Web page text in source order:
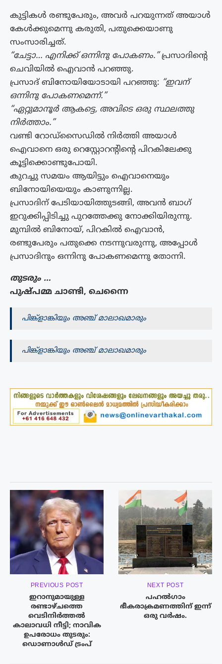
കുട്ടികള്‍ രണ്ടുപേരും, അവര്‍ പറയുന്നത് അയാള്‍
കേള്‍ക്കുമെന്നു കരുതി, പതുക്കെയാണു
സംസാരിച്ചത്.
“ചേട്ടാ… എനിക്ക് ഒന്നിനു പോകണം.”പ്രസാദിന്‍റെ
ചെവിയില്‍ ഐവാന്‍ പറഞ്ഞു.
പ്രസാദ് ബിനോയിയോടായി പറഞ്ഞു: “ഇവന്
ഒന്നിനു പോകണമെന്ന്.”
“ഏറ്റുമാനൂര്‍ ആകട്ടെ, അവിടെ ഒരു സ്ഥലത്തു
നിര്‍ത്താം.”
വണ്ടി റോഡ്സൈഡില്‍ നിര്‍ത്തി അയാള്‍
ഐവാനെ ഒരു റെസ്റ്റോറന്‍റിന്‍റെ പിറകിലേക്കു
കൂട്ടിക്കൊണ്ടുപോയി.
കുറച്ചു സമയം ആയിട്ടും ഐവാനെയും
ബിനോയിയെയും കാണുന്നില്ല.
പ്രസാദിന് പേടിയായിത്തുടങ്ങി, അവന്‍ ബാഗ്
ഇറുക്കിപ്പിടിച്ചു പുറത്തേക്കു നോക്കിയിരുന്നു.
മുമ്പില്‍ ബിനോയ്, പിറകില്‍ ഐവാന്‍,
രണ്ടുപേരും പതുക്കെ നടന്നുവരുന്നു, അപ്പോള്‍
പ്രസാദിനും ഒന്നിനു പോകണമെന്നു തോന്നി.
തുടരും …
പുഷ്പമ്മ ചാണ്ടി, ചെന്നൈ
പിങ്ക്ളാങ്കിയും അഞ്ച് മാലാഖമാരും
പിങ്ക്ളാങ്കിയും അഞ്ച് മാലാഖമാരും
PREVIOUS POST
ഇറാനുമായുള്ള
രണ്ടാഴ്ചത്തെ
വെടിനിർത്തൽ
കാലാവധി നീട്ടി; നാവിക
ഉപരോധം തുടരും:
ഡൊണാൾഡ് ട്രംപ്
NEXT POST
പഹൽഗാം
ഭീകരാക്രമണത്തിന് ഇന്ന്
ഒരു വർഷം.